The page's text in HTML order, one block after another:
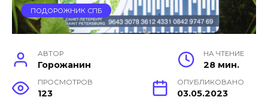
ПОДОРОЖНИК СПБ
АВТОР
Горожанин
НА ЧТЕНИЕ
28 мин.
ПРОСМОТРОВ
123
ОПУБЛИКОВАНО
03.05.2023